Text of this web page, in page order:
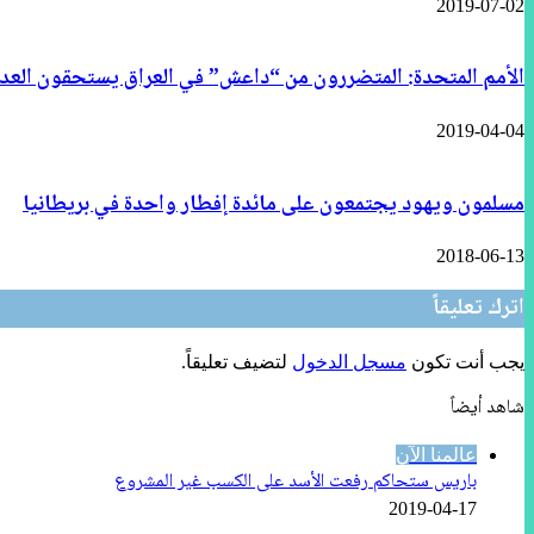
2019-07-02
الأمم المتحدة: المتضررون من “داعش” في العراق يستحقون
2019-04-04
مسلمون ويهود يجتمعون على مائدة إفطار واحدة في بريطانيا
2018-06-13
اترك تعليقاً
يجب أنت تكون مسجل الدخول لتضيف تعليقاً.
شاهد أيضاً
عالمنا الآن
باريس ستحاكم رفعت الأسد على الكسب غير المشروع
2019-04-17